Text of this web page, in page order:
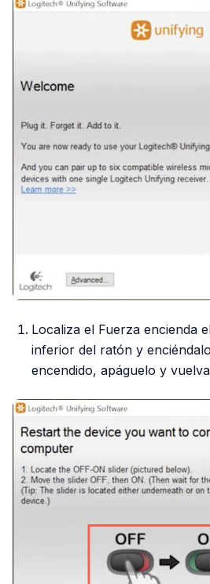
Localiza el Fuerza encienda
inferior del ratón y
encendido, apáguelo y